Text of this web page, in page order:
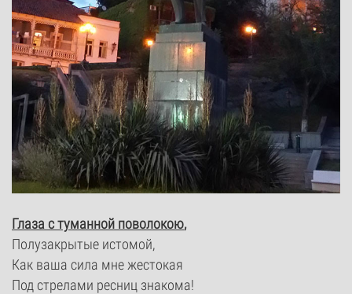
Глаза с туманной поволокою,
Полузакрытые истомой,
Как ваша сила мне жестокая
Под стрелами ресниц знакома!